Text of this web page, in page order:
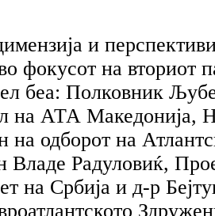
и
фокусот на вториот
беа: Полковник
на АТА Македонија,
на одборот на
Владе Радуловиќ,
на Србија и д-р